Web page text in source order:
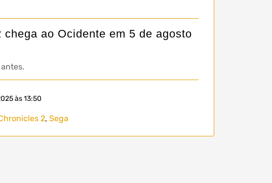
ao Ocidente em 5 de agosto
às 13:50
2, Sega